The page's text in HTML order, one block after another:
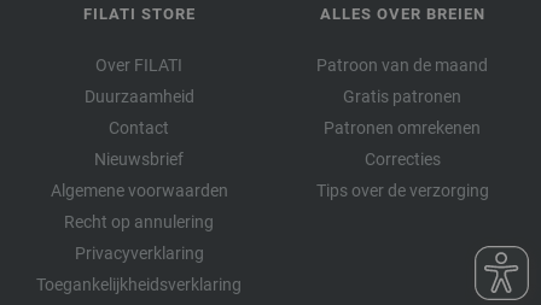
FILATI STORE
Over FILATI
Duurzaamheid
Contact
Nieuwsbrief
Algemene voorwaarden
Recht op annulering
Privacyverklaring
Toegankelijkheidsverklaring
ALLES OVER BREIEN
Patroon van de maand
Gratis patronen
Patronen omrekenen
Correcties
Tips over de verzorging